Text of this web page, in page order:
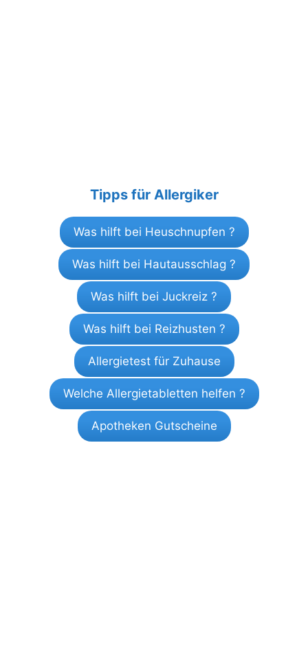
Tipps für Allergiker
Was hilft bei Heuschnupfen ?
Was hilft bei Hautausschlag ?
Was hilft bei Juckreiz ?
Was hilft bei Reizhusten ?
Allergietest für Zuhause
Welche Allergietabletten helfen ?
Apotheken Gutscheine